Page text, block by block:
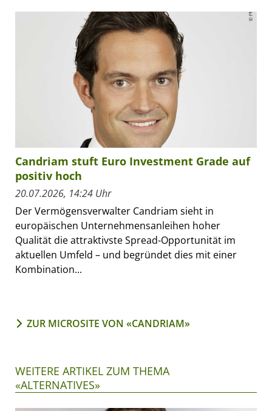
Candriam stuft Euro Investment Grade auf
positiv hoch
20.07.2026, 14:24 Uhr
Der Vermögensverwalter Candriam sieht in
europäischen Unternehmensanleihen hoher
Qualität die attraktivste Spread-Opportunität im
aktuellen Umfeld – und begründet dies mit einer
Kombination...
ZUR MICROSITE VON «CANDRIAM»
WEITERE ARTIKEL ZUM THEMA
«ALTERNATIVES»